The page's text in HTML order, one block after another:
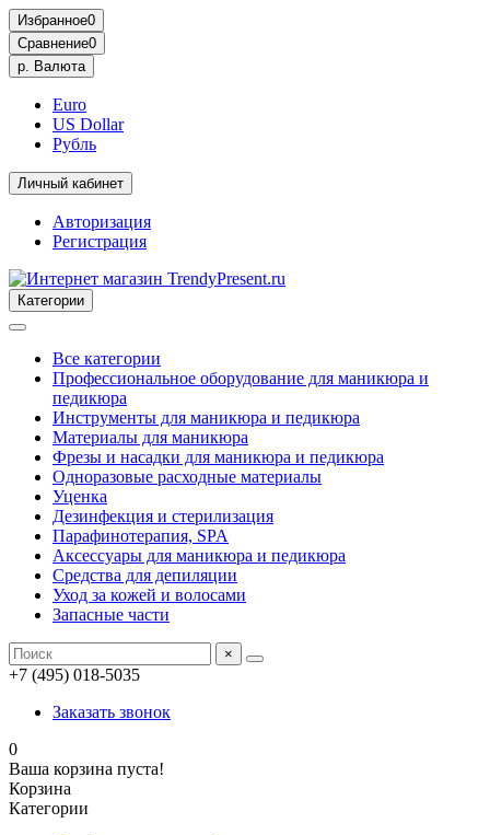
Избранное0
Сравнение0
р. Валюта
Euro
US Dollar
Рубль
Личный кабинет
Авторизация
Регистрация
Категории
Все категории
Профессиональное оборудование для маникюра и
педикюра
Инструменты для маникюра и педикюра
Материалы для маникюра
Фрезы и насадки для маникюра и педикюра
Одноразовые расходные материалы
Уценка
Дезинфекция и стерилизация
Парафинотерапия, SPA
Аксессуары для маникюра и педикюра
Средства для депиляции
Уход за кожей и волосами
Запасные части
×
+7 (495) 018-5035
Заказать звонок
0
Ваша корзина пуста!
Корзина
Категории